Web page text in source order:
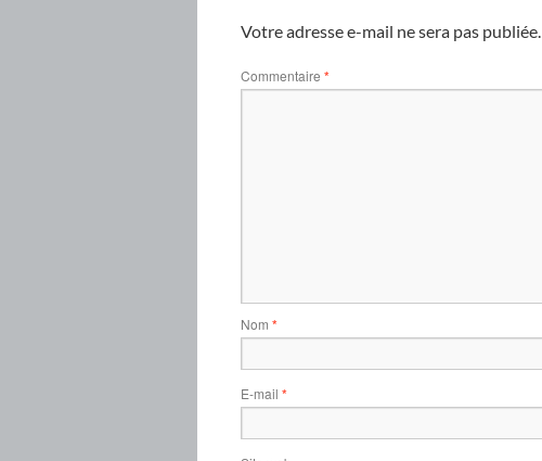
Votre adresse e-mail ne sera pas publiée.
Commentaire *
Nom *
E-mail *